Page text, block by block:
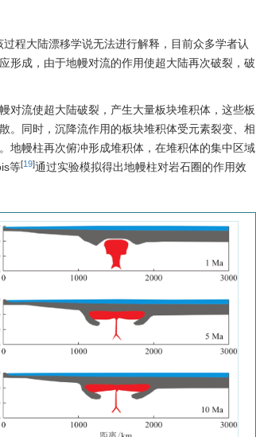
程大陆漂移学说无法进行解释，目前众多学者认
形成，由于地幔对流的作用使超大陆再次破裂，破
对流使超大陆破裂，产生大量板块堆积体，这些板
。同时，沉降流作用的板块堆积体受元素裂变、相
地幔柱再次俯冲形成堆积体，在堆积体的集中区域
等[19]通过实验模拟得出地幔柱对岩石圈的作用效